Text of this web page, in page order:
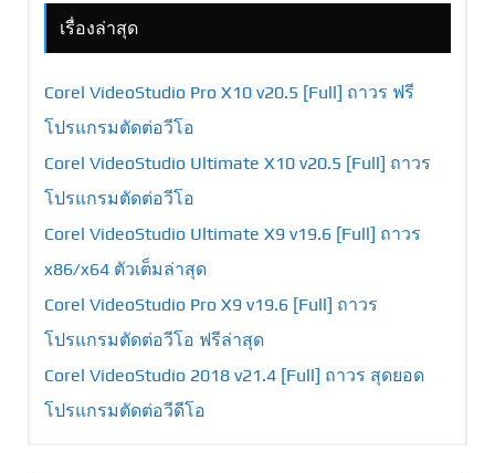
เรื่องล่าสุด
Corel VideoStudio Pro X10 v20.5 [Full] ถาวร ฟรี
โปรแกรมตัดต่อวีโอ
Corel VideoStudio Ultimate X10 v20.5 [Full] ถาวร
โปรแกรมตัดต่อวีโอ
Corel VideoStudio Ultimate X9 v19.6 [Full] ถาวร
x86/x64 ตัวเต็มล่าสุด
Corel VideoStudio Pro X9 v19.6 [Full] ถาวร
โปรแกรมตัดต่อวีโอ ฟรีล่าสุด
Corel VideoStudio 2018 v21.4 [Full] ถาวร สุดยอด
โปรแกรมตัดต่อวีดีโอ